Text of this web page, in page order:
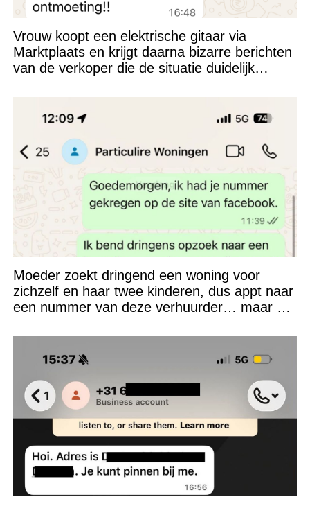
Vrouw koopt een elektrische gitaar via
Marktplaats en krijgt daarna bizarre berichten
van de verkoper die de situatie duidelijk
Moeder zoekt dringend een woning voor
zichzelf en haar twee kinderen, dus appt naar
een nummer van deze verhuurder… maar dat